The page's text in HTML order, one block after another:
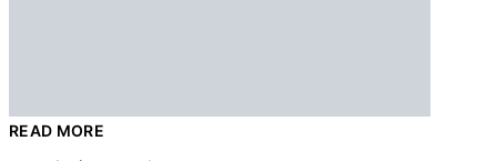
READ MORE